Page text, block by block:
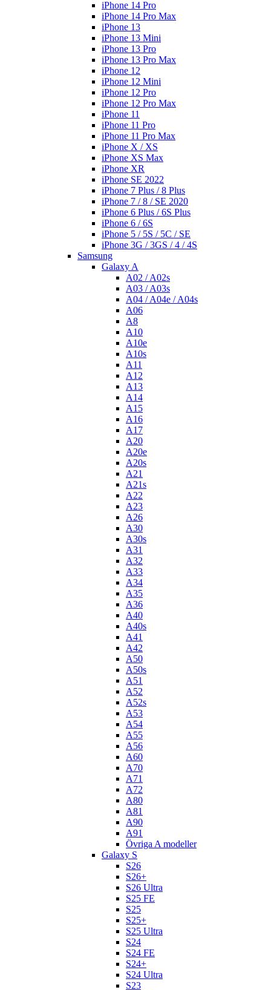
iPhone 14 Pro
iPhone 14 Pro Max
iPhone 13
iPhone 13 Mini
iPhone 13 Pro
iPhone 13 Pro Max
iPhone 12
iPhone 12 Mini
iPhone 12 Pro
iPhone 12 Pro Max
iPhone 11
iPhone 11 Pro
iPhone 11 Pro Max
iPhone X / XS
iPhone XS Max
iPhone XR
iPhone SE 2022
iPhone 7 Plus / 8 Plus
iPhone 7 / 8 / SE 2020
iPhone 6 Plus / 6S Plus
iPhone 6 / 6S
iPhone 5 / 5S / 5C / SE
iPhone 3G / 3GS / 4 / 4S
Samsung
Galaxy A
A02 / A02s
A03 / A03s
A04 / A04e / A04s
A06
A8
A10
A10e
A10s
A11
A12
A13
A14
A15
A16
A17
A20
A20e
A20s
A21
A21s
A22
A23
A26
A30
A30s
A31
A32
A33
A34
A35
A36
A40
A40s
A41
A42
A50
A50s
A51
A52
A52s
A53
A54
A55
A56
A60
A70
A71
A72
A80
A81
A90
A91
Övriga A modeller
Galaxy S
S26
S26+
S26 Ultra
S25 FE
S25
S25+
S25 Ultra
S24
S24 FE
S24+
S24 Ultra
S23